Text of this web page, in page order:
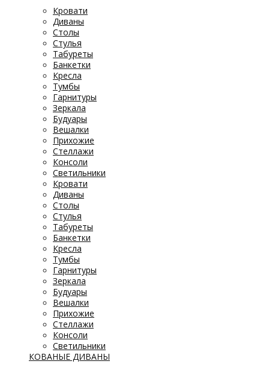
Кровати
Диваны
Столы
Стулья
Табуреты
Банкетки
Кресла
Тумбы
Гарнитуры
Зеркала
Будуары
Вешалки
Прихожие
Стеллажи
Консоли
Светильники
Кровати
Диваны
Столы
Стулья
Табуреты
Банкетки
Кресла
Тумбы
Гарнитуры
Зеркала
Будуары
Вешалки
Прихожие
Стеллажи
Консоли
Светильники
КОВАНЫЕ ДИВАНЫ